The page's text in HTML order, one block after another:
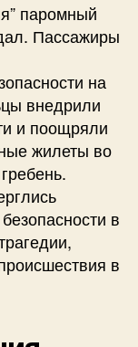
паромный
Пассажиры
на
внедрили
и поощряли
жилеты во
в
в